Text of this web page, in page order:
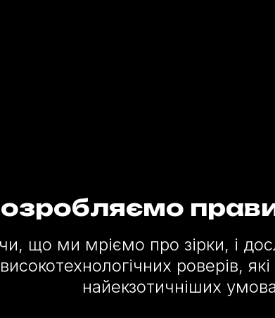
що ми мріємо про зірки, і
роверів,
найекзотичніших